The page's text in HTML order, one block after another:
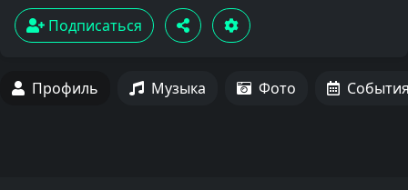
Подписаться
Профиль Музыка Фото